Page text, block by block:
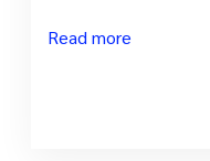
Read more